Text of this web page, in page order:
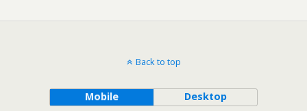
Back to top
Mobile Desktop